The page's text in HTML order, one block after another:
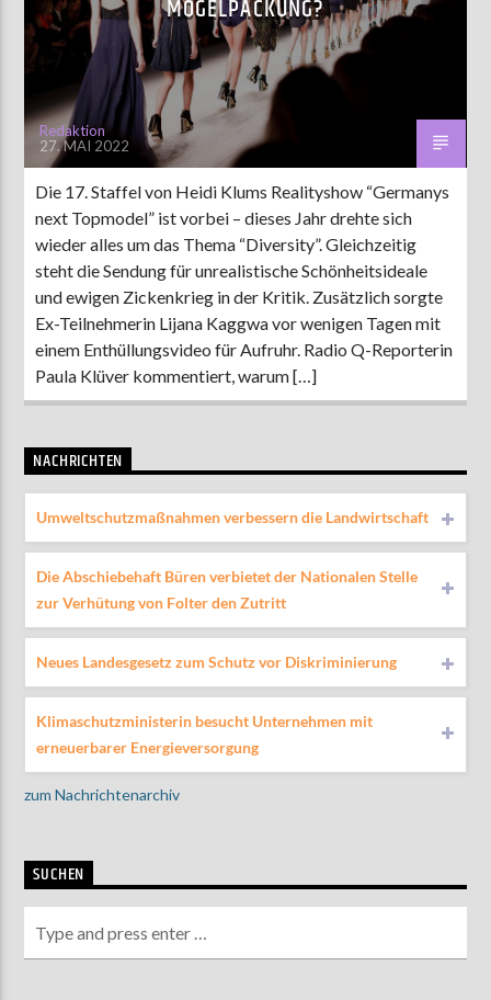
AKTUELLE SENDUNG
MOEBIUS
12:00 18:00
ZU HÖREN IN Münster90,9 MHz Steinfurt103,9 MHz
MOGELPACKUNG?
Redaktion
27. MAI 2022
Die 17. Staffel von Heidi Klums Realityshow “Germanys
next Topmodel” ist vorbei – dieses Jahr drehte sich
wieder alles um das Thema “Diversity”. Gleichzeitig
steht die Sendung für unrealistische Schönheitsideale
und ewigen Zickenkrieg in der Kritik. Zusätzlich sorgte
Ex-Teilnehmerin Lijana Kaggwa vor wenigen Tagen mit
einem Enthüllungsvideo für Aufruhr. Radio Q-Reporterin
Paula Klüver kommentiert, warum […]
NACHRICHTEN
Umweltschutzmaßnahmen verbessern die Landwirtschaft
Die Abschiebehaft Büren verbietet der Nationalen Stelle
zur Verhütung von Folter den Zutritt
Neues Landesgesetz zum Schutz vor Diskriminierung
Klimaschutzministerin besucht Unternehmen mit
erneuerbarer Energieversorgung
zum Nachrichtenarchiv
SUCHEN